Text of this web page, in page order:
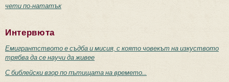
чети по-нататък
Интервюта
Емигрантството е съдба и мисия, с която човекът на изкуството
трябва да се научи да живее
С библейски взор по пътищата на времето...